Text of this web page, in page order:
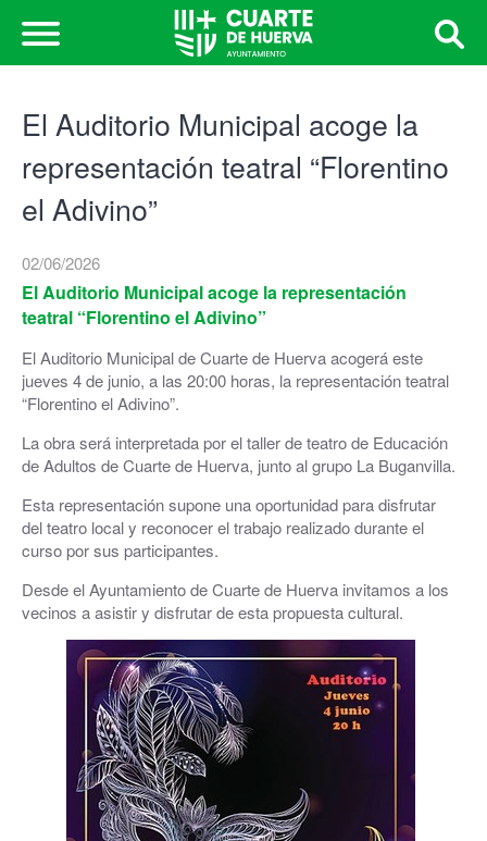
El Auditorio Municipal acoge la
representación teatral “Florentino
el Adivino”
02/06/2026
El Auditorio Municipal acoge la representación
teatral “Florentino el Adivino”
El Auditorio Municipal de Cuarte de Huerva acogerá este
jueves 4 de junio, a las 20:00 horas, la representación teatral
“Florentino el Adivino”.
La obra será interpretada por el taller de teatro de Educación
de Adultos de Cuarte de Huerva, junto al grupo La Buganvilla.
Esta representación supone una oportunidad para disfrutar
del teatro local y reconocer el trabajo realizado durante el
curso por sus participantes.
Desde el Ayuntamiento de Cuarte de Huerva invitamos a los
vecinos a asistir y disfrutar de esta propuesta cultural.